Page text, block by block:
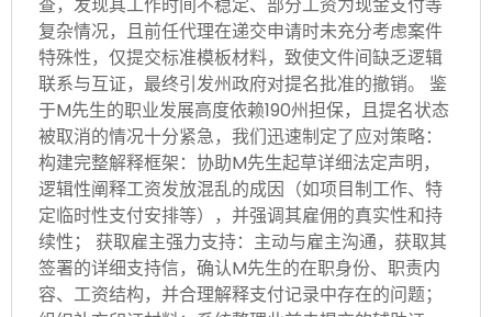
复杂情况，且前任代理在递交申请时未充分考虑案件
特殊性，仅提交标准模板材料，致使文件间缺乏逻辑
联系与互证，最终引发州政府对提名批准的撤销。 鉴
于M先生的职业发展高度依赖190州担保，且提名状态
被取消的情况十分紧急，我们迅速制定了应对策略：
构建完整解释框架：协助M先生起草详细法定声明，
逻辑性阐释工资发放混乱的成因（如项目制工作、特
定临时性支付安排等），并强调其雇佣的真实性和持
续性； 获取雇主强力支持：主动与雇主沟通，获取其
签署的详细支持信，确认M先生的在职身份、职责内
容、工资结构，并合理解释支付记录中存在的问题；